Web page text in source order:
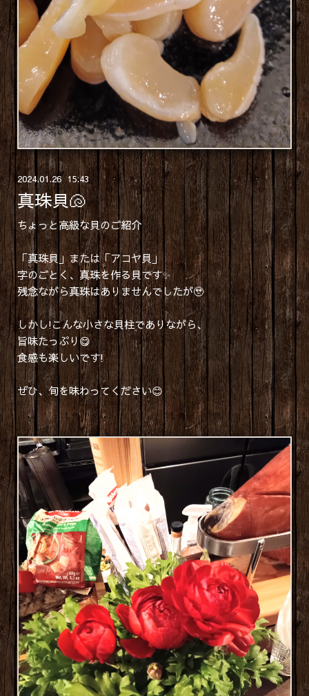
2024.01.26 15:43
真珠貝🐚
ちょっと高級な貝のご紹介
「真珠貝」または「アコヤ貝」
字のごとく、真珠を作る貝です✨
残念ながら真珠はありませんでしたが🥹
しかし!こんな小さな貝柱でありながら、
旨味たっぷり😋
食感も楽しいです!
ぜひ、旬を味わってください😊